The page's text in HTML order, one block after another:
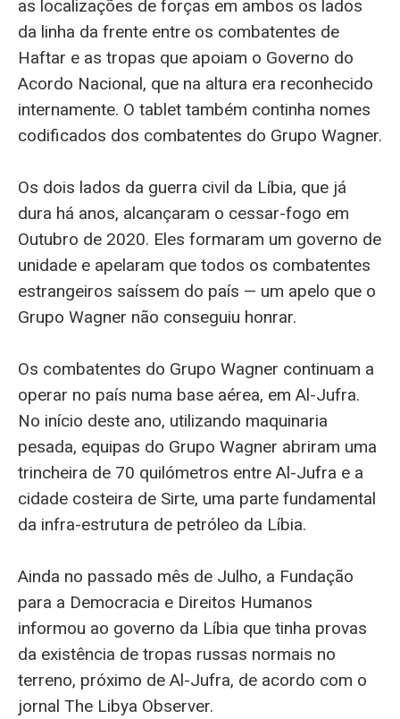
as localizações de forças em ambos os lados
da linha da frente entre os combatentes de
Haftar e as tropas que apoiam o Governo do
Acordo Nacional, que na altura era reconhecido
internamente. O tablet também continha nomes
codificados dos combatentes do Grupo Wagner.
Os dois lados da guerra civil da Líbia, que já
dura há anos, alcançaram o cessar-fogo em
Outubro de 2020. Eles formaram um governo de
unidade e apelaram que todos os combatentes
estrangeiros saíssem do país — um apelo que o
Grupo Wagner não conseguiu honrar.
Os combatentes do Grupo Wagner continuam a
operar no país numa base aérea, em Al-Jufra.
No início deste ano, utilizando maquinaria
pesada, equipas do Grupo Wagner abriram uma
trincheira de 70 quilómetros entre Al-Jufra e a
cidade costeira de Sirte, uma parte fundamental
da infra-estrutura de petróleo da Líbia.
Ainda no passado mês de Julho, a Fundação
para a Democracia e Direitos Humanos
informou ao governo da Líbia que tinha provas
da existência de tropas russas normais no
terreno, próximo de Al-Jufra, de acordo com o
jornal The Libya Observer.